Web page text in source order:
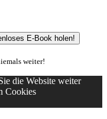
weiter!
die Website weiter
Cookies